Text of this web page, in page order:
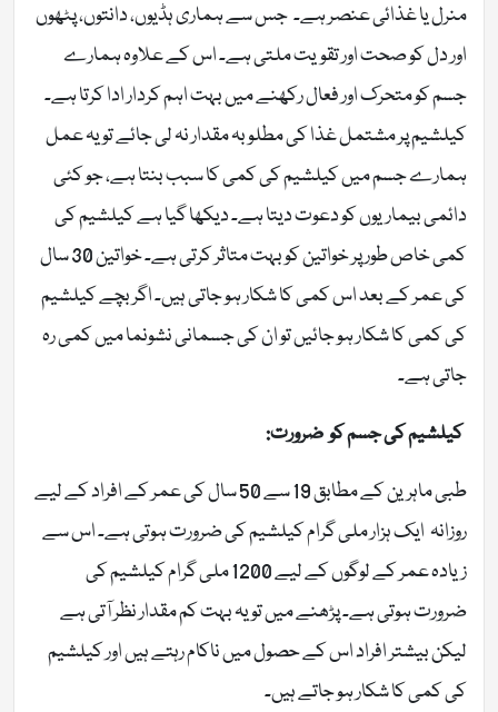
منرل یا غذائی عنصر ہے۔ جس سے ہماری ہڈیوں، دانتوں، پٹھوں
اور دل کو صحت اور تقویت ملتی ہے۔ اس کے علاوہ ہمارے
جسم کو متحرک اور فعال رکھنے میں بہت اہم کردار ادا کرتا ہے۔
کیلشیم پر مشتمل غذا کی مطلوبہ مقدار نہ لی جائے تو یہ عمل
ہمارے جسم میں کیلشیم کی کمی کا سبب بنتا ہے، جو کئی
دائمی بیماریوں کو دعوت دیتا ہے۔ دیکھا گیا ہے کیلشیم کی
کمی خاص طور پر خواتین کو بہت متاثر کرتی ہے۔ خواتین 30 سال
کی عمر کے بعد اس کمی کا شکار ہو جاتی ہیں۔ اگر بچے کیلشیم
کی کمی کا شکار ہو جائیں تو ان کی جسمانی نشونما میں کمی رہ
جاتی ہے۔
کیلشیم کی جسم کو ضرورت:
طبی ماہرین کے مطابق 19 سے 50 سال کی عمر کے افراد کے لیے
روزانہ ایک ہزار ملی گرام کیلشیم کی ضرورت ہوتی ہے۔ اس سے
زیادہ عمر کے لوگوں کے لیے 1200 ملی گرام کیلشیم کی
ضرورت ہوتی ہے۔ پڑھنے میں تو یہ بہت کم مقدار نظر آتی ہے
لیکن بیشتر افراد اس کے حصول میں ناکام رہتے ہیں اور کیلشیم
کی کمی کا شکار ہو جاتے ہیں۔